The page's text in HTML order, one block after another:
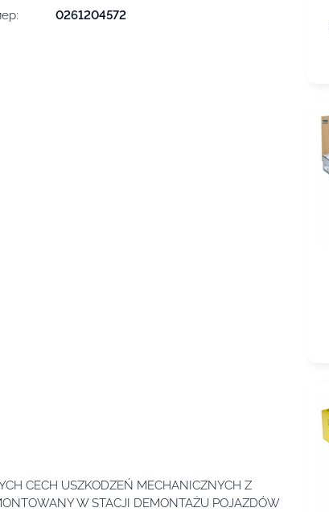
0261204572
CECH USZKODZEŃ MECHANICZNYCH Z
W STACJI DEMONTAŻU POJAZDÓW